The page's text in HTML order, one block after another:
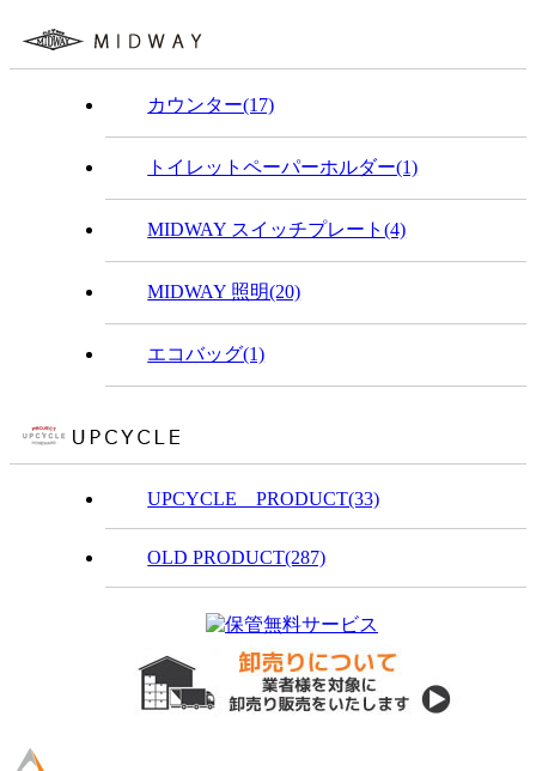
カウンター(17)
トイレットペーパーホルダー(1)
MIDWAY スイッチプレート(4)
MIDWAY 照明(20)
エコバッグ(1)
UPCYCLE PRODUCT(33)
OLD PRODUCT(287)